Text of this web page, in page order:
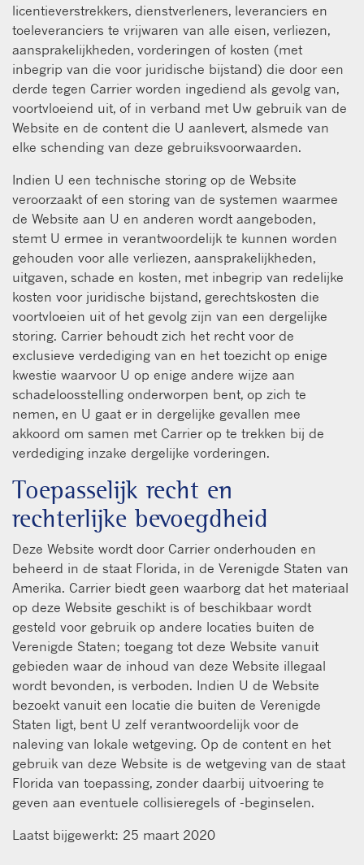
licentieverstrekkers, dienstverleners, leveranciers en
toeleveranciers te vrijwaren van alle eisen, verliezen,
aansprakelijkheden, vorderingen of kosten (met
inbegrip van die voor juridische bijstand) die door een
derde tegen Carrier worden ingediend als gevolg van,
voortvloeiend uit, of in verband met Uw gebruik van de
Website en de content die U aanlevert, alsmede van
elke schending van deze gebruiksvoorwaarden.
Indien U een technische storing op de Website
veroorzaakt of een storing van de systemen waarmee
de Website aan U en anderen wordt aangeboden,
stemt U ermee in verantwoordelijk te kunnen worden
gehouden voor alle verliezen, aansprakelijkheden,
uitgaven, schade en kosten, met inbegrip van redelijke
kosten voor juridische bijstand, gerechtskosten die
voortvloeien uit of het gevolg zijn van een dergelijke
storing. Carrier behoudt zich het recht voor de
exclusieve verdediging van en het toezicht op enige
kwestie waarvoor U op enige andere wijze aan
schadeloosstelling onderworpen bent, op zich te
nemen, en U gaat er in dergelijke gevallen mee
akkoord om samen met Carrier op te trekken bij de
verdediging inzake dergelijke vorderingen.
Toepasselijk recht en
rechterlijke bevoegdheid
Deze Website wordt door Carrier onderhouden en
beheerd in de staat Florida, in de Verenigde Staten van
Amerika. Carrier biedt geen waarborg dat het materiaal
op deze Website geschikt is of beschikbaar wordt
gesteld voor gebruik op andere locaties buiten de
Verenigde Staten; toegang tot deze Website vanuit
gebieden waar de inhoud van deze Website illegaal
wordt bevonden, is verboden. Indien U de Website
bezoekt vanuit een locatie die buiten de Verenigde
Staten ligt, bent U zelf verantwoordelijk voor de
naleving van lokale wetgeving. Op de content en het
gebruik van deze Website is de wetgeving van de staat
Florida van toepassing, zonder daarbij uitvoering te
geven aan eventuele collisieregels of -beginselen.
Laatst bijgewerkt: 25 maart 2020